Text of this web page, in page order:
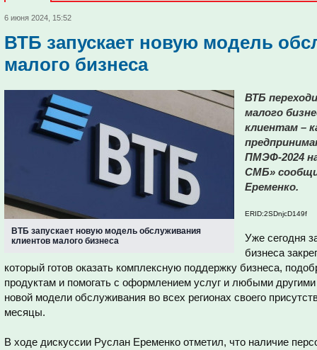
6 июня 2024, 15:52
ВТБ запускает новую модель
малого бизнеса
ВТБ запускает новую модель обслуживания
клиентов малого бизнеса
ВТБ
малого
клиентам –
ПМЭФ-2024
СМБ»
Еременко.
ERID:2SDnjcD149f
Уже сегодня
бизнеса
который готов оказать комплексную поддержку бизнеса,
продуктам и помогать с оформлением услуг и любыми
новой модели обслуживания во всех регионах своего
месяцы.
В ходе дискуссии Руслан Еременко отметил, что наличие